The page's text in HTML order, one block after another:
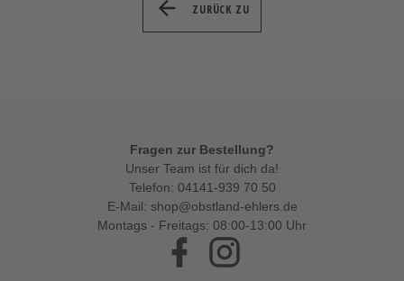
ZURÜCK ZU
Fragen zur Bestellung?
Unser Team ist für dich da!
Telefon: 04141-939 70 50
E-Mail: shop@obstland-ehlers.de
Montags - Freitags: 08:00-13:00 Uhr
Facebook